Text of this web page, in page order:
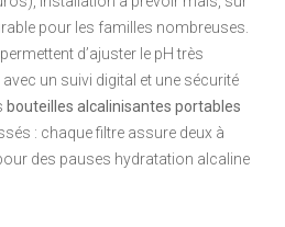
pour les familles nombreuses.
d’ajuster le pH très
un suivi digital et une sécurité
bouteilles alcalinisantes portables
: chaque filtre assure deux à
des pauses hydratation alcaline